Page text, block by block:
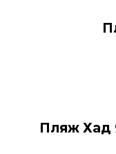
Пляж Хад